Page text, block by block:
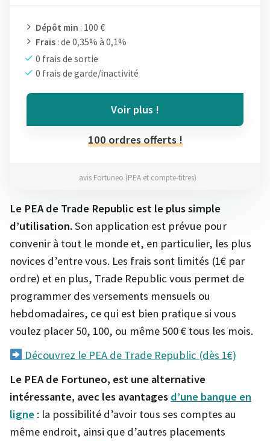
Dépôt min : 100 €
Frais : de 0,35% à 0,1%
0 frais de sortie
0 frais de garde/inactivité
Voir plus !
100 ordres offerts !
avis Fortuneo (PEA et compte-titres)
Le PEA de Trade Republic est le plus simple
d’utilisation.Son application est prévue pour
convenir à tout le monde et, en particulier, les plus
novices d’entre vous. Les frais sont limités (1€ par
ordre) et en plus, Trade Republic vous permet de
programmer des versements mensuels ou
hebdomadaires, ce qui est bien pratique si vous
voulez placer 50, 100, ou même 500 € tous les mois.
Découvrez le PEA de Trade Republic (dès 1€)
Le PEA de Fortuneo, est une alternative
intéressante, avec les avantages d’une banque en
ligne : la possibilité d’avoir tous ses comptes au
même endroit, ainsi que d’autres placements